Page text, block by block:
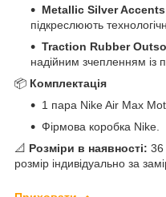
Metallic Silver Accents
підкреслюють
Traction Rubber
надійним зчепленням із
📦 Комплектація
1 пара Nike Air Max
Фірмова коробка Nike.
📐 Розміри в наявності: 36
розмір індивідуально за